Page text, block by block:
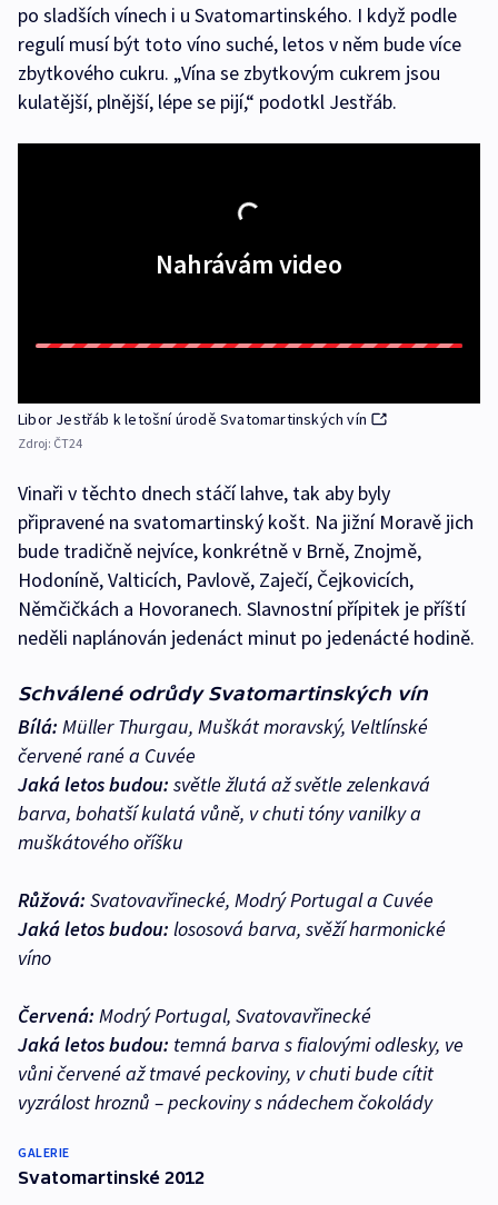
po sladších vínech i u Svatomartinského. I když podle
regulí musí být toto víno suché, letos v něm bude více
zbytkového cukru. „Vína se zbytkovým cukrem jsou
kulatější, plnější, lépe se pijí,“ podotkl Jestřáb.
Nahrávám video
Libor Jestřáb k letošní úrodě Svatomartinských vín
Zdroj: ČT24
Vinaři v těchto dnech stáčí lahve, tak aby byly
připravené na svatomartinský košt. Na jižní Moravě jich
bude tradičně nejvíce, konkrétně v Brně, Znojmě,
Hodoníně, Valticích, Pavlově, Zaječí, Čejkovicích,
Němčičkách a Hovoranech. Slavnostní přípitek je příští
neděli naplánován jedenáct minut po jedenácté hodině.
Schválené odrůdy Svatomartinských vín
Bílá: Müller Thurgau, Muškát moravský, Veltlínské
červené rané a Cuvée
Jaká letos budou: světle žlutá až světle zelenkavá
barva, bohatší kulatá vůně, v chuti tóny vanilky a
muškátového oříšku
Růžová: Svatovavřinecké, Modrý Portugal a Cuvée
Jaká letos budou: lososová barva, svěží harmonické
víno
Červená: Modrý Portugal, Svatovavřinecké
Jaká letos budou: temná barva s fialovými odlesky, ve
vůni červené až tmavé peckoviny, v chuti bude cítit
vyzrálost hroznů – peckoviny s nádechem čokolády
GALERIE
Svatomartinské 2012